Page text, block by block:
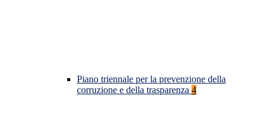
Piano triennale per la prevenzione della
corruzione e della trasparenza 4